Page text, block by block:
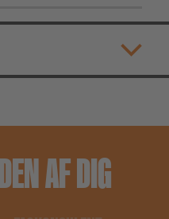
AF DIG